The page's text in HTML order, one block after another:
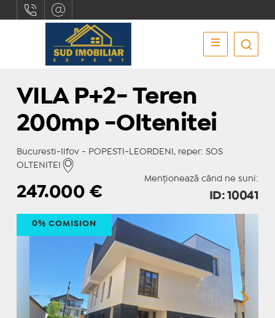
VILA P+2- Teren
200mp -Oltenitei
Bucuresti-Ilfov - POPESTI-LEORDENI, reper: SOS
OLTENITEI
Menționează când ne suni:
247.000 € ID: 10041
0% COMISION